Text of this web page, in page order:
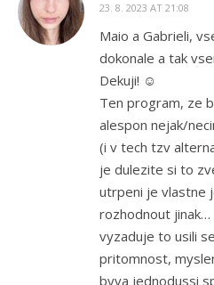
23. 8. 2023 AT 21:08
Maio a Gabrieli,
dokonale a tak
Dekuji! ☺️
Ten program, ze
alespon nejak/
(i v tech tzv
je dulezite si to
utrpeni je vlastne
rozhodnout jinak…
vyzaduje to usili
pritomnost,
byva jednodussi